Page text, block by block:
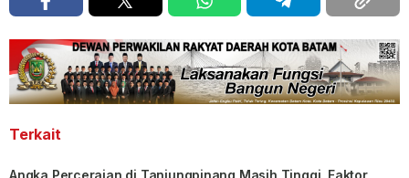
Terkait
Angka Perceraian di Tanjungpinang Masih Tinggi, Faktor